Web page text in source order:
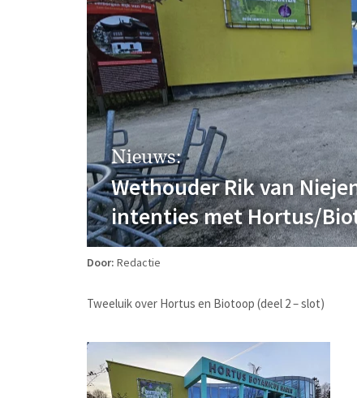
Nieuws:
Wethouder Rik van
intenties met Hortus/
Door: Redactie
Tweeluik over Hortus en Biotoop (deel 2 – slot)